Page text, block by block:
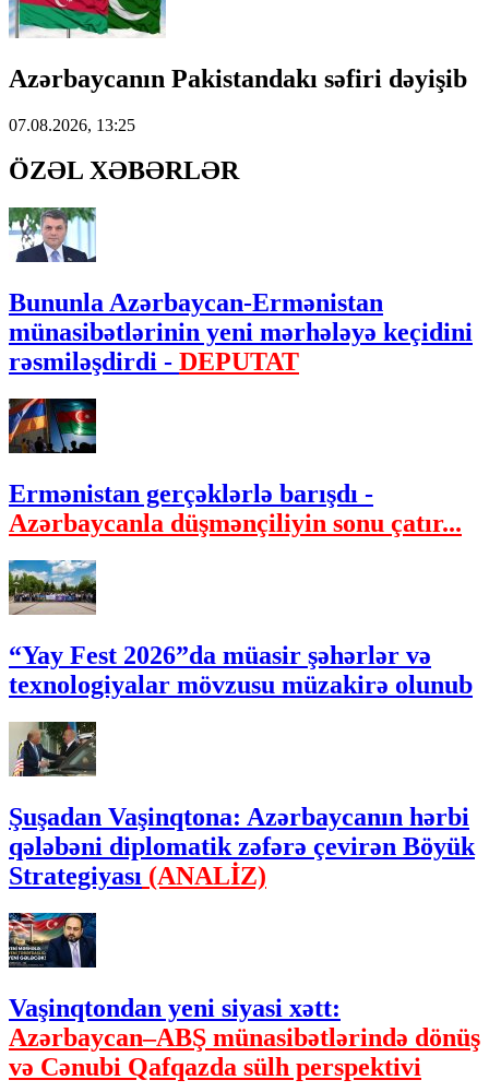
Azərbaycanın Pakistandakı səfiri dəyişib
07.08.2026, 13:25
ÖZƏL XƏBƏRLƏR
Bununla Azərbaycan-Ermənistan
münasibətlərinin yeni mərhələyə keçidini
rəsmiləşdirdi - DEPUTAT
Ermənistan gerçəklərlə barışdı -
Azərbaycanla düşmənçiliyin sonu çatır...
“Yay Fest 2026”da müasir şəhərlər və
texnologiyalar mövzusu müzakirə olunub
Şuşadan Vaşinqtona: Azərbaycanın hərbi
qələbəni diplomatik zəfərə çevirən Böyük
Strategiyası (ANALİZ)
Vaşinqtondan yeni siyasi xətt:
Azərbaycan–ABŞ münasibətlərində dönüş
və Cənubi Qafqazda sülh perspektivi